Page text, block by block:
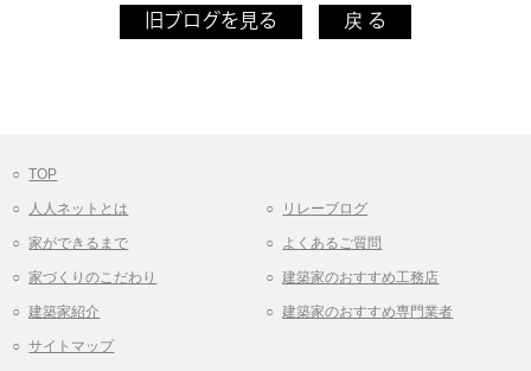
旧ブログを見る 戻 る
TOP
人人ネットとは
家ができるまで
家づくりのこだわり
建築家紹介
リレーブログ
よくあるご質問
建築家のおすすめ工務店
建築家のおすすめ専門業者
サイトマップ